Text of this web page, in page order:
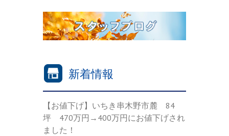
新着情報
【お値下げ】いちき串木野市麓 84
坪 470万円→400万円にお値下げされ
ました！